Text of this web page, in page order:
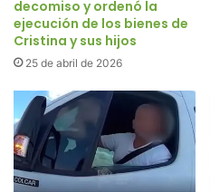
decomiso y ordenó la
ejecución de los bienes de
Cristina y sus hijos
25 de abril de 2026